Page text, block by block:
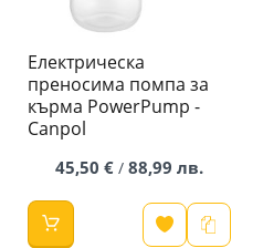
Електрическа
преносима помпа за
кърма PowerPump​ -
Canpol
45,50 € / 88,99 лв.